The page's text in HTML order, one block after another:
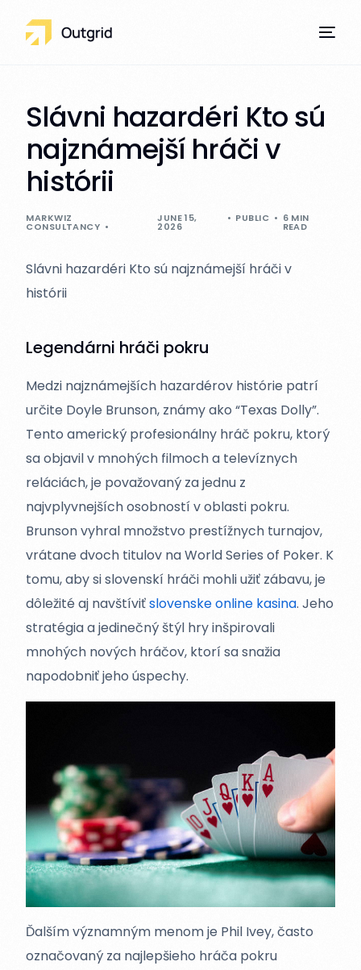
Slávni hazardéri Kto sú
najznámejší hráči v
histórii
MARKWIZ
CONSULTANCY
JUNE 15,
2026
PUBLIC 6 MIN
READ
Slávni hazardéri Kto sú najznámejší hráči v
histórii
Legendárni hráči pokru
Medzi najznámejších hazardérov histórie patrí
určite Doyle Brunson, známy ako “Texas Dolly”.
Tento americký profesionálny hráč pokru, ktorý
sa objavil v mnohých filmoch a televíznych
reláciách, je považovaný za jednu z
najvplyvnejších osobností v oblasti pokru.
Brunson vyhral množstvo prestížnych turnajov,
vrátane dvoch titulov na World Series of Poker. K
tomu, aby si slovenskí hráči mohli užiť zábavu, je
dôležité aj navštíviťslovenske online kasina. Jeho
stratégia a jedinečný štýl hry inšpirovali
mnohých nových hráčov, ktorí sa snažia
napodobniť jeho úspechy.
Ďalším významným menom je Phil Ivey, často
označovaný za najlepšieho hráča pokru
Our Services